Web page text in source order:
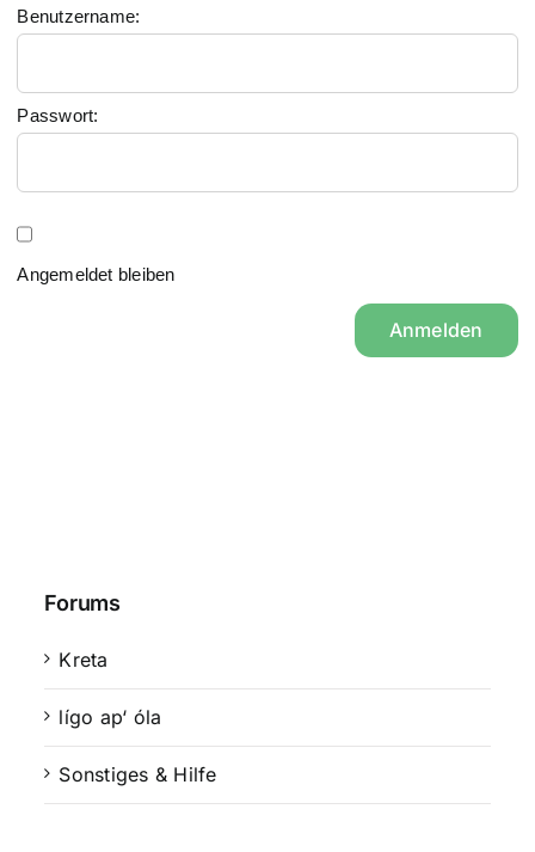
Benutzername:
Passwort:
Angemeldet bleiben
Anmelden
Forums
Kreta
lígo ap‘ óla
Sonstiges & Hilfe